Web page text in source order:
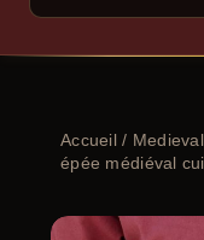
Accueil/ Medieval
épée médiéval